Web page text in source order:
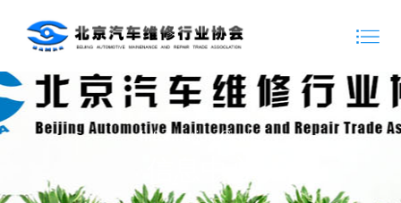
Information Center